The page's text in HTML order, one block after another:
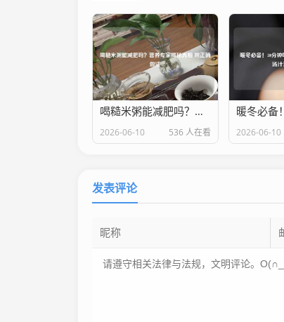
喝糙米粥能减肥吗？营养专家揭秘真相 附正确做法
2026-06-10 536 人在看 2026-06-10
发表评论